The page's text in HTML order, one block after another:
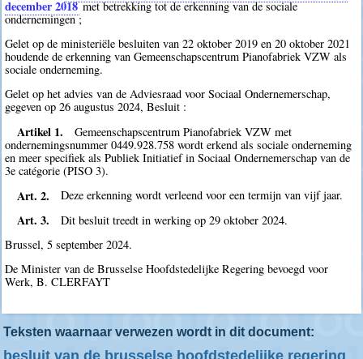
december 2018met betrekking tot de erkenning van de sociale
ondernemingen ;
Gelet op de ministeriële besluiten van 22 oktober 2019 en 20 oktober 2021
houdende de erkenning van Gemeenschapscentrum Pianofabriek VZW als
sociale onderneming.
Gelet op het advies van de Adviesraad voor Sociaal Ondernemerschap,
gegeven op 26 augustus 2024, Besluit :
Artikel 1.
Gemeenschapscentrum Pianofabriek VZW met
ondernemingsnummer 0449.928.758 wordt erkend als sociale onderneming
en meer specifiek als Publiek Initiatief in Sociaal Ondernemerschap van de
3e catégorie (PISO 3).
Art. 2. Deze erkenning wordt verleend voor een termijn van vijf jaar.
Art. 3.
Dit besluit treedt in werking op 29 oktober 2024.
Brussel, 5 september 2024.
De Minister van de Brusselse Hoofdstedelijke Regering bevoegd voor
Werk, B. CLERFAYT
Teksten waarnaar verwezen wordt in dit document: